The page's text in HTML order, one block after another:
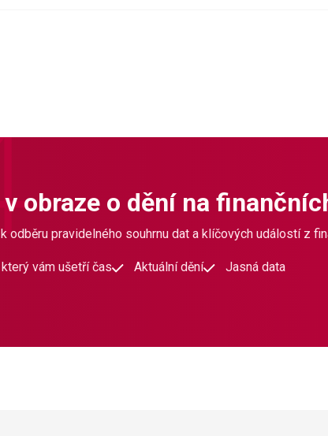
obraze o dění na
odběru pravidelného souhrnu dat a klíčových událostí z
vám ušetří čas Aktuální dění Jasná data